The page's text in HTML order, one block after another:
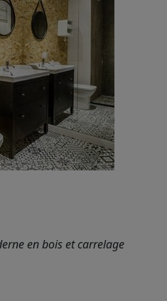
en bois et carrelage